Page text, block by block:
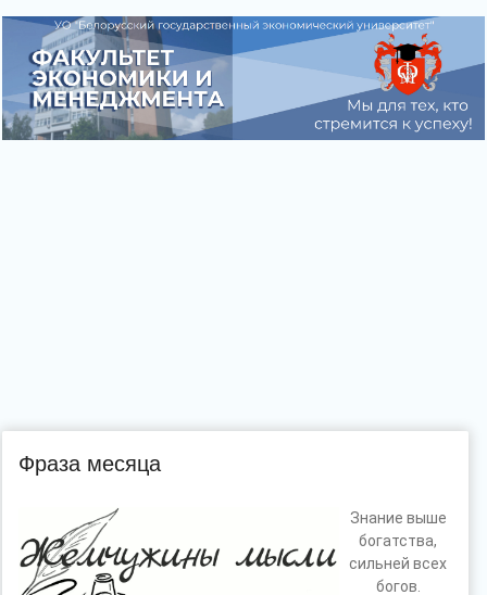
Фраза месяца
Знание выше
богатства,
сильней всех
богов.